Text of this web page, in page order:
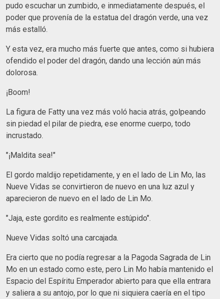
pudo escuchar un zumbido, e inmediatamente después, el
poder que provenía de la estatua del dragón verde, una vez
más estalló.
Y esta vez, era mucho más fuerte que antes, como si hubiera
ofendido el poder del dragón, dando una lección aún más
dolorosa.
¡Boom!
La figura de Fatty una vez más voló hacia atrás, golpeando
sin piedad el pilar de piedra, ese enorme cuerpo, todo
incrustado.
"¡Maldita sea!"
El gordo maldijo repetidamente, y en el lado de Lin Mo, las
Nueve Vidas se convirtieron de nuevo en una luz azul y
aparecieron de nuevo en el lado de Lin Mo.
"Jaja, este gordito es realmente estúpido".
Nueve Vidas soltó una carcajada.
Era cierto que no podía regresar a la Pagoda Sagrada de Lin
Mo en un estado como este, pero Lin Mo había mantenido el
Espacio del Espíritu Emperador abierto para que ella entrara
y saliera a su antojo, por lo que ni siquiera caería en el tipo